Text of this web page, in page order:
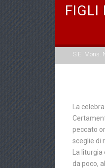
FIGLI
S.E. Mons.
La
peccato
sceglie di
La
da poco,